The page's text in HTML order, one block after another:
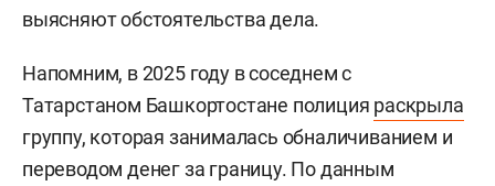
выясняют обстоятельства дела.
Напомним, в 2025 году в соседнем с
Татарстаном Башкортостане полиция раскрыла
группу, которая занималась обналичиванием и
переводом денег за границу. По данным